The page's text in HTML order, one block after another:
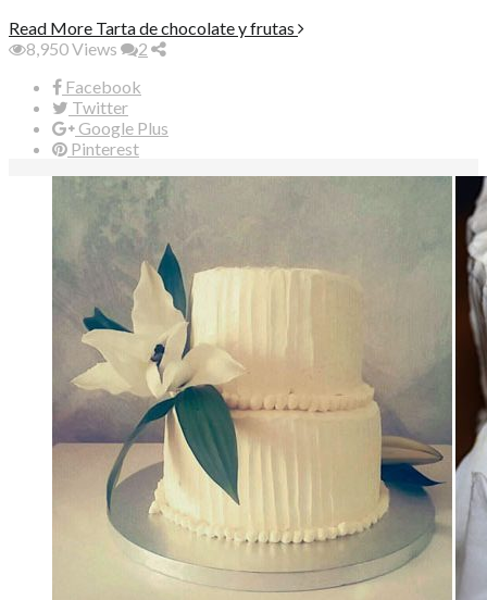
Read More Tarta de chocolate y frutas
8,950Views
2
Facebook
Twitter
Google Plus
Pinterest